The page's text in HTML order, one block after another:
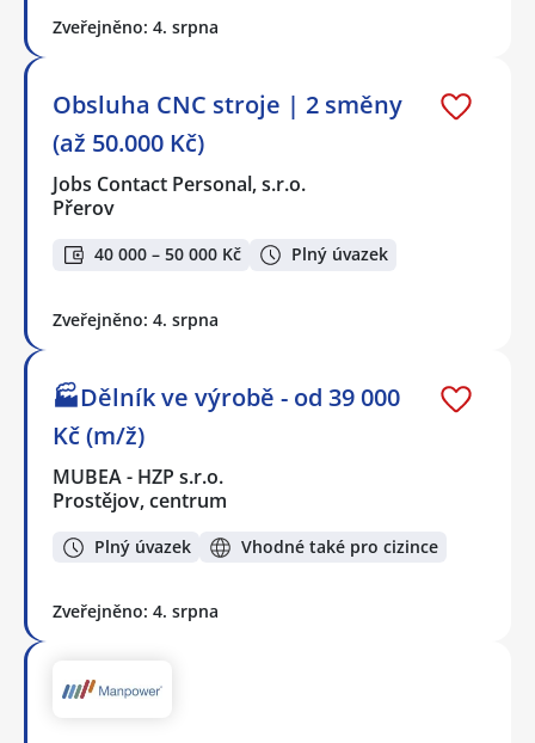
Zveřejněno: 4. srpna
Obsluha CNC stroje | 2 směny
(až 50.000 Kč)
Jobs Contact Personal, s.r.o.
Přerov
40 000 – 50 000 Kč Plný úvazek
Zveřejněno: 4. srpna
🏭Dělník ve výrobě - od 39 000
Kč (m/ž)
MUBEA - HZP s.r.o.
Prostějov, centrum
Plný úvazek Vhodné také pro cizince
Zveřejněno: 4. srpna